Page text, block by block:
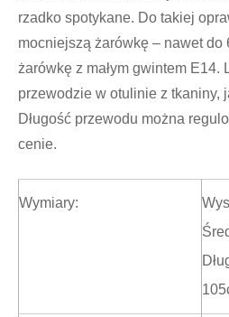
rzadko spotykane. Do takiej
mocniejszą żarówkę – nawet do
żarówkę z małym gwintem E14.
przewodzie w otulinie z tkaniny,
Długość przewodu można
cenie.
Wymiary: